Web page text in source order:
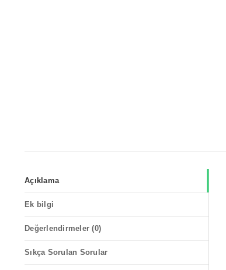
Açıklama
Ek bilgi
Değerlendirmeler (0)
Sıkça Sorulan Sorular